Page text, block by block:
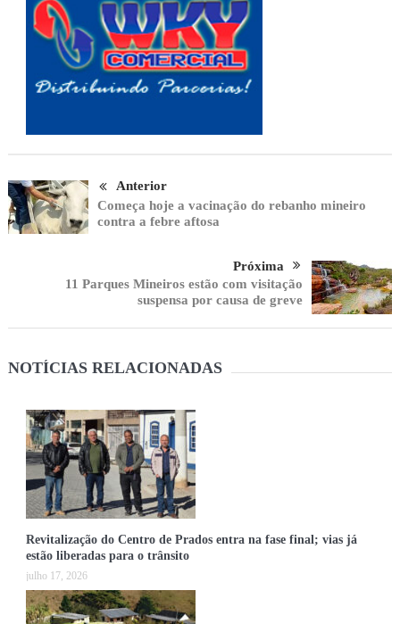
Anterior
Começa hoje a vacinação do rebanho mineiro
contra a febre aftosa
Próxima
11 Parques Mineiros estão com visitação
suspensa por causa de greve
NOTÍCIAS RELACIONADAS
Revitalização do Centro de Prados entra na fase final; vias já
estão liberadas para o trânsito
julho 17, 2026